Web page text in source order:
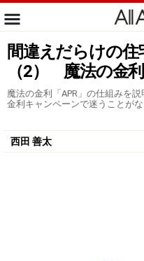
間違えだらけの
（2） 魔法の金
魔法の金利「APR」の仕組みを
金利キャンペーンで迷うことがな
西田 善太